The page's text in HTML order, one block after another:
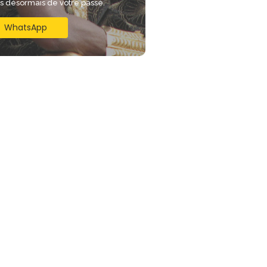
désormais de votre passé.
WhatsApp